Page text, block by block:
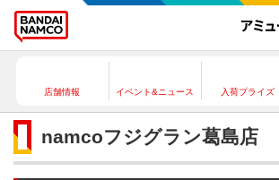
店舗情報 イベント&ニュース 入荷プライズ
namcoフジグラン葛島店